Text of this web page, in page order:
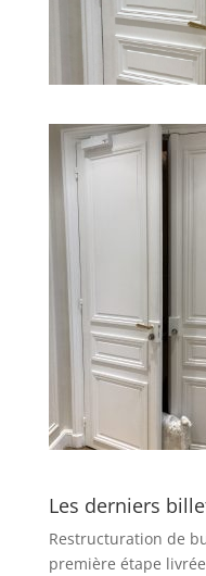
Les derniers
Restructuration de
première étape livrée